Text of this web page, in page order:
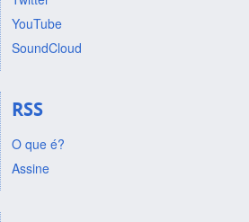
YouTube
SoundCloud
RSS
O que é?
Assine